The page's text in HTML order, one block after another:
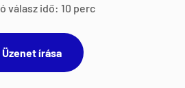
válasz idő: 10 perc
Üzenet írása